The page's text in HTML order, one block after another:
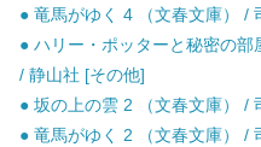
● 竜馬がゆく 4 （文春文庫） /
● ハリー・ポッターと秘密の
/ 静山社 [その他]
● 坂の上の雲 2 （文春文庫） /
● 竜馬がゆく 2 （文春文庫） /